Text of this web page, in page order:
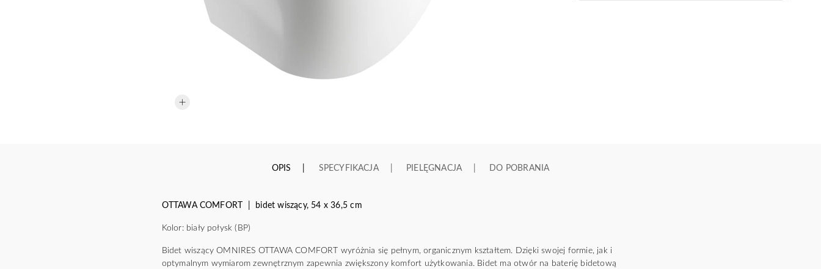
OPIS SPECYFIKACJA PIELĘGNACJA DO POBRANIA
OTTAWA COMFORT | bidet wiszący, 54 x 36,5 cm
Kolor: biały połysk (BP)
Bidet wiszący OMNIRES OTTAWA COMFORT wyróżnia się pełnym, organicznym kształtem. Dzięki swojej formie, jak i
optymalnym wymiarom zewnętrznym zapewnia zwiększony komfort użytkowania. Bidet ma otwór na baterię bidetową